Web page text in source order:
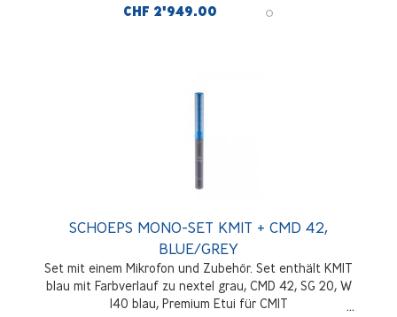
CHF 2'949.00
SCHOEPS MONO-SET KMIT + CMD 42,
BLUE/GREY
Set mit einem Mikrofon und Zubehör. Set enthält KMIT
blau mit Farbverlauf zu nextel grau, CMD 42, SG 20, W
140 blau, Premium Etui für CMIT